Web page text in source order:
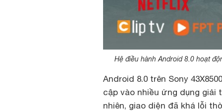
Hệ điều hành Android 8.0 hoạt
Android 8.0 trên Sony
cập vào nhiều ứng dụng giải
nhiên, giao diện đã khá lỗi